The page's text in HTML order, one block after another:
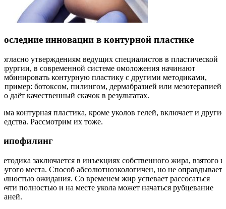
инновации в контурной пластике
утверждениям ведущих специалистов в пластической
в современной системе омоложения начинают
контурную пластику с другими методиками,
ботоксом, пилингом, дермабразией или мезотерапией,
даёт качественный скачок в результатах.
контурная пластика, кроме уколов гелей, включает и другие
Рассмотрим их тоже.
заключается в инъекциях собственного жира, взятого
места. Способ абсолютноэкологичен, но не оправдывает
ожидания. Со временем жир успевает рассосаться
полностью и на месте укола может начаться рубцевание